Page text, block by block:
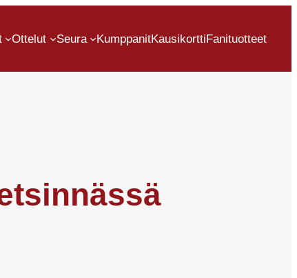
Ottelut Seura KumppanitKausikorttiFanituotteet